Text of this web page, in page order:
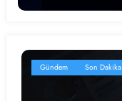
Gündem Son Dakika